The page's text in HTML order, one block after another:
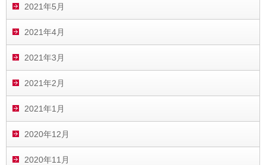
2021年5月
2021年4月
2021年3月
2021年2月
2021年1月
2020年12月
2020年11月